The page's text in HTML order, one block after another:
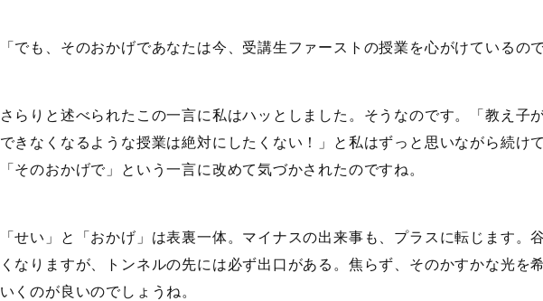
「でも、そのおかげであなたは今、受講生ファーストの授業を心がけているの
さらりと述べられたこの一言に私はハッとしました。そうなのです。「教え子
できなくなるような授業は絶対にしたくない！」と私はずっと思いながら続け
「そのおかげで」という一言に改めて気づかされたのですね。
「せい」と「おかげ」は表裏一体。マイナスの出来事も、プラスに転じます。
くなりますが、トンネルの先には必ず出口がある。焦らず、そのかすかな光を
いくのが良いのでしょうね。